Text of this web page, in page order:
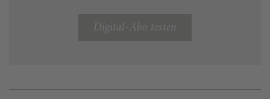
Digital-Abo testen